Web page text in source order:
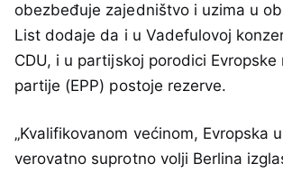
obezbeđuje zajedništvo i uzima u
List dodaje da i u Vadefulovoj
CDU, i u partijskoj porodici Evropske
partije (EPP) postoje rezerve.
„Kvalifikovanom većinom, Evropska
verovatno suprotno volji Berlina